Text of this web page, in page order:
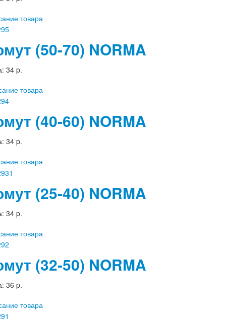
товара
(50-70) NORMA
34 p.
товара
(40-60) NORMA
34 p.
товара
(25-40) NORMA
34 p.
товара
(32-50) NORMA
36 p.
товара